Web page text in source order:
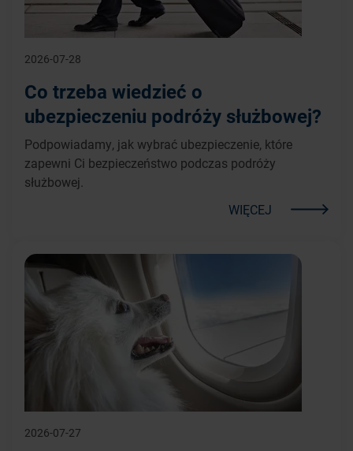
2026-07-28
Co trzeba wiedzieć o
ubezpieczeniu podróży służbowej?
Podpowiadamy, jak wybrać ubezpieczenie, które
zapewni Ci bezpieczeństwo podczas podróży
służbowej.
WIĘCEJ
2026-07-27